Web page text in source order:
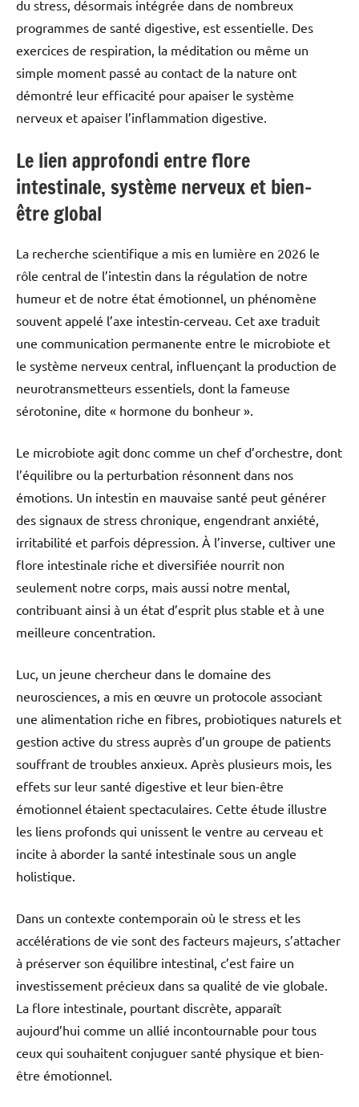
du stress, désormais intégrée dans de nombreux
programmes de santé digestive, est essentielle. Des
exercices de respiration, la méditation ou même un
simple moment passé au contact de la nature ont
démontré leur efficacité pour apaiser le système
nerveux et apaiser l’inflammation digestive.
Le lien approfondi entre flore
intestinale, système nerveux et bien-
être global
La recherche scientifique a mis en lumière en 2026 le
rôle central de l’intestin dans la régulation de notre
humeur et de notre état émotionnel, un phénomène
souvent appelé l’axe intestin-cerveau. Cet axe traduit
une communication permanente entre le microbiote et
le système nerveux central, influençant la production de
neurotransmetteurs essentiels, dont la fameuse
sérotonine, dite « hormone du bonheur ».
Le microbiote agit donc comme un chef d’orchestre, dont
l’équilibre ou la perturbation résonnent dans nos
émotions. Un intestin en mauvaise santé peut générer
des signaux de stress chronique, engendrant anxiété,
irritabilité et parfois dépression. À l’inverse, cultiver une
flore intestinale riche et diversifiée nourrit non
seulement notre corps, mais aussi notre mental,
contribuant ainsi à un état d’esprit plus stable et à une
meilleure concentration.
Luc, un jeune chercheur dans le domaine des
neurosciences, a mis en œuvre un protocole associant
une alimentation riche en fibres, probiotiques naturels et
gestion active du stress auprès d’un groupe de patients
souffrant de troubles anxieux. Après plusieurs mois, les
effets sur leur santé digestive et leur bien-être
émotionnel étaient spectaculaires. Cette étude illustre
les liens profonds qui unissent le ventre au cerveau et
incite à aborder la santé intestinale sous un angle
holistique.
Dans un contexte contemporain où le stress et les
accélérations de vie sont des facteurs majeurs, s’attacher
à préserver son équilibre intestinal, c’est faire un
investissement précieux dans sa qualité de vie globale.
La flore intestinale, pourtant discrète, apparaît
aujourd’hui comme un allié incontournable pour tous
ceux qui souhaitent conjuguer santé physique et bien-
être émotionnel.